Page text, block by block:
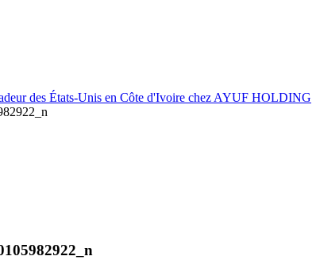
des États-Unis en Côte d'Ivoire chez AYUF HOLDING